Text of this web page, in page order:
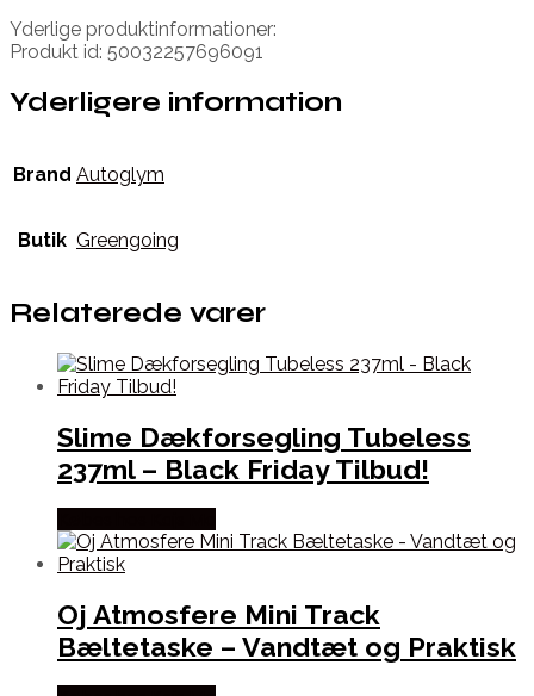
Yderlige produktinformationer:
Produkt id: 50032257696091
Yderligere information
Brand Autoglym
Butik Greengoing
Relaterede varer
Slime Dækforsegling Tubeless
237ml – Black Friday Tilbud!
Oj Atmosfere Mini Track
Bæltetaske – Vandtæt og Praktisk